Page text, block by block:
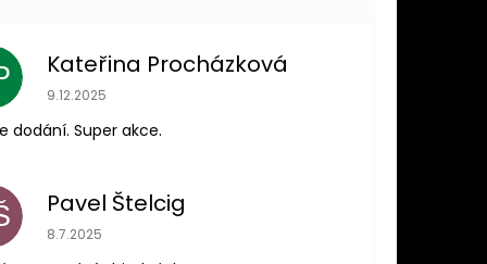
Kateřina Procházková
Hodnocení obchodu je 5 z 5 hvězdiček.
9.12.2025
dodání. Super akce.
Pavel Štelcig
Hodnocení obchodu je 5 z 5 hvězdiček.
8.7.2025